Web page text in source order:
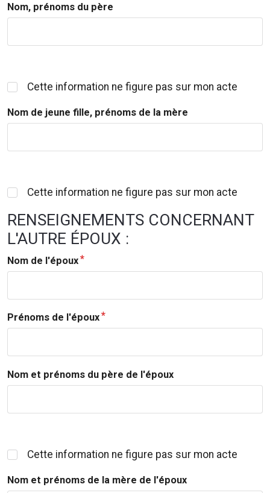
Nom, prénoms du père
Cette information ne figure pas sur mon acte
Nom de jeune fille, prénoms de la mère
Cette information ne figure pas sur mon acte
RENSEIGNEMENTS CONCERNANT
L'AUTRE ÉPOUX :
Nom de l'époux
Prénoms de l'époux
Nom et prénoms du père de l'époux
Cette information ne figure pas sur mon acte
Nom et prénoms de la mère de l'époux